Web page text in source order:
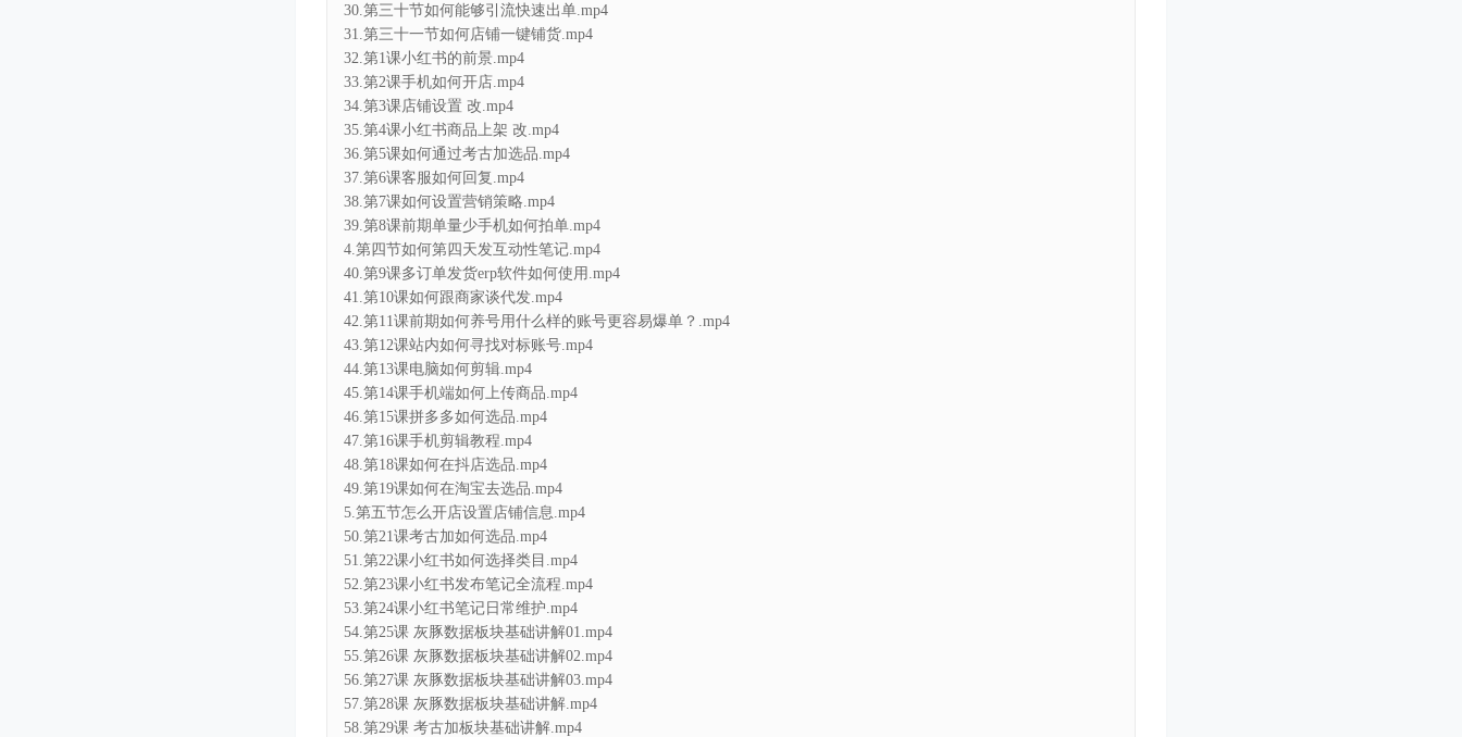
30.第三十节如何能够引流快速出单.mp4
31.第三十一节如何店铺一键铺货.mp4
32.第1课小红书的前景.mp4
33.第2课手机如何开店.mp4
34.第3课店铺设置 改.mp4
35.第4课小红书商品上架 改.mp4
36.第5课如何通过考古加选品.mp4
37.第6课客服如何回复.mp4
38.第7课如何设置营销策略.mp4
39.第8课前期单量少手机如何拍单.mp4
4.第四节如何第四天发互动性笔记.mp4
40.第9课多订单发货erp软件如何使用.mp4
41.第10课如何跟商家谈代发.mp4
42.第11课前期如何养号用什么样的账号更容易爆单？.mp4
43.第12课站内如何寻找对标账号.mp4
44.第13课电脑如何剪辑.mp4
45.第14课手机端如何上传商品.mp4
46.第15课拼多多如何选品.mp4
47.第16课手机剪辑教程.mp4
48.第18课如何在抖店选品.mp4
49.第19课如何在淘宝去选品.mp4
5.第五节怎么开店设置店铺信息.mp4
50.第21课考古加如何选品.mp4
51.第22课小红书如何选择类目.mp4
52.第23课小红书发布笔记全流程.mp4
53.第24课小红书笔记日常维护.mp4
54.第25课 灰豚数据板块基础讲解01.mp4
55.第26课 灰豚数据板块基础讲解02.mp4
56.第27课 灰豚数据板块基础讲解03.mp4
57.第28课 灰豚数据板块基础讲解.mp4
58.第29课 考古加板块基础讲解.mp4